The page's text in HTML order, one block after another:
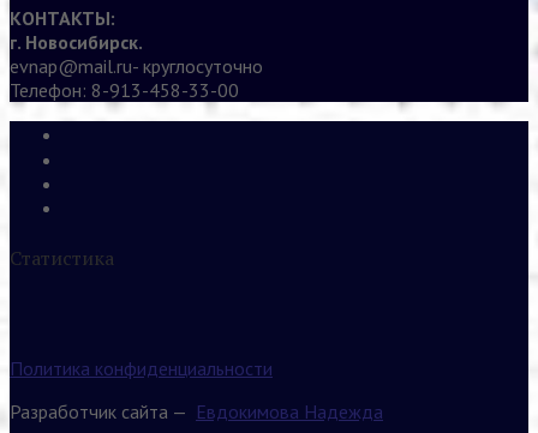
КОНТАКТЫ:
г. Новосибирск.
evnap@mail.ru- круглосуточно
Телефон: 8-913-458-33-00
Статистика
Политика конфиденциальности
Разработчик сайта — Евдокимова Надежда